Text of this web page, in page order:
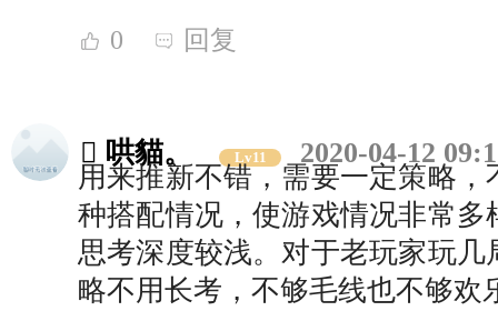
0 回复
 哄貓。 Lv11 2020-04-12
用来推新不错，需要一定策略
种搭配情况，使游戏情况非常
思考深度较浅。对于老玩家玩
略不用长考，不够毛线也不够欢